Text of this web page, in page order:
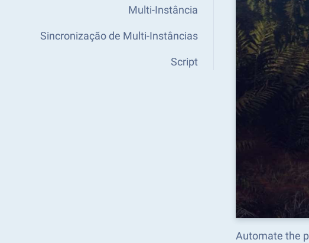
Multi-Instância
Sincronização de Multi-Instâncias
Script
Automate the